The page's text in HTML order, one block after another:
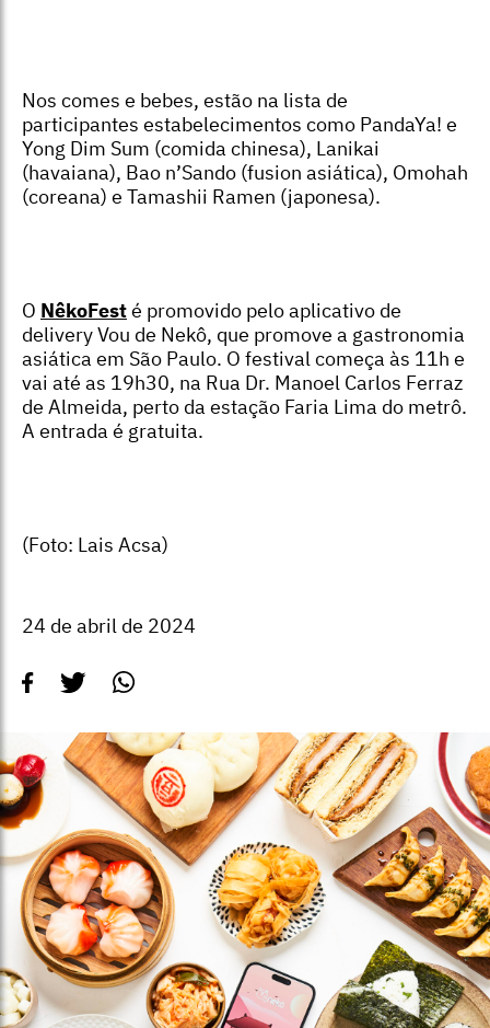
Nos comes e bebes, estão na lista de
participantes estabelecimentos como PandaYa! e
Yong Dim Sum (comida chinesa), Lanikai
(havaiana), Bao n’Sando (fusion asiática), Omohah
(coreana) e Tamashii Ramen (japonesa).
O NêkoFesté promovido pelo aplicativo de
delivery Vou de Nekô, que promove a gastronomia
asiática em São Paulo. O festival começa às 11h e
vai até as 19h30, na Rua Dr. Manoel Carlos Ferraz
de Almeida, perto da estação Faria Lima do metrô.
A entrada é gratuita.
(Foto: Lais Acsa)
24 de abril de 2024